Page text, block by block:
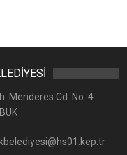
Menderes Cd. No: 4